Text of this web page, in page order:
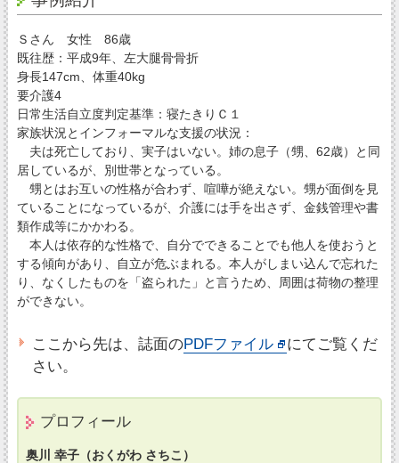
Ｓさん 女性 86歳
既往歴：平成9年、左大腿骨骨折
身長147cm、体重40kg
要介護4
日常生活自立度判定基準：寝たきりＣ１
家族状況とインフォーマルな支援の状況：
夫は死亡しており、実子はいない。姉の息子（甥、62歳）と同
居しているが、別世帯となっている。
甥とはお互いの性格が合わず、喧嘩が絶えない。甥が面倒を見
ていることになっているが、介護には手を出さず、金銭管理や書
類作成等にかかわる。
本人は依存的な性格で、自分でできることでも他人を使おうと
する傾向があり、自立が危ぶまれる。本人がしまい込んで忘れた
り、なくしたものを「盗られた」と言うため、周囲は荷物の整理
ができない。
ここから先は、誌面のPDFファイル
にてご覧くだ
さい。
プロフィール
奥川 幸子（おくがわ さちこ）